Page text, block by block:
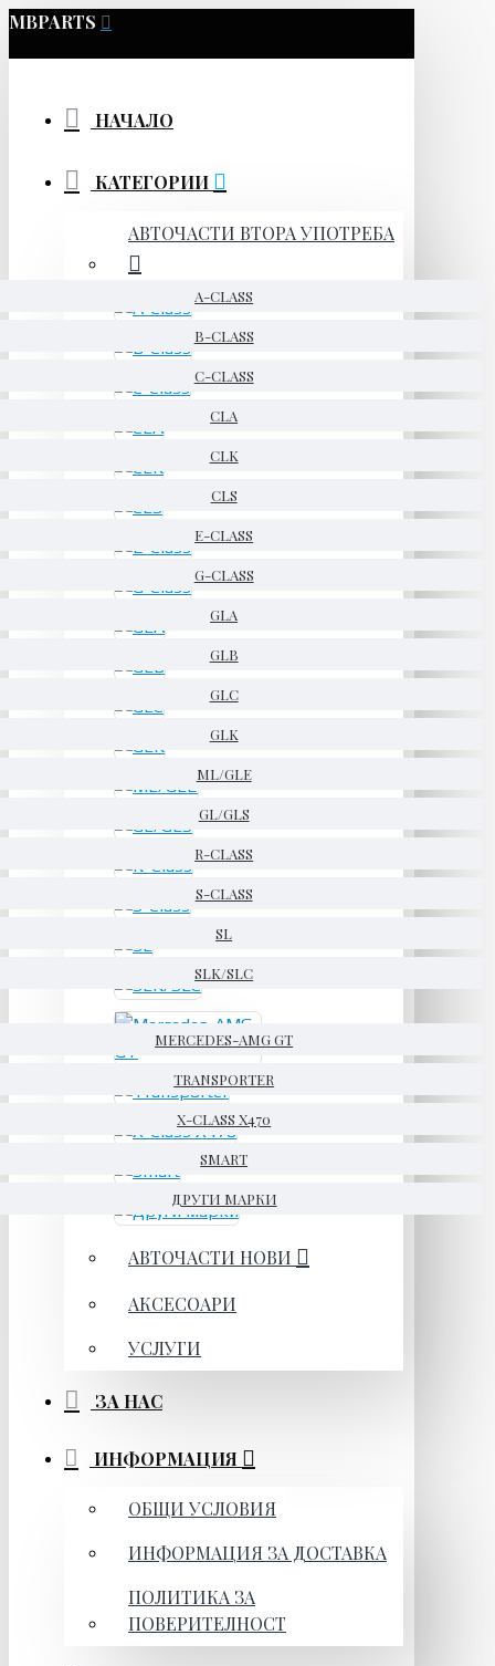
MBPARTS
НАЧАЛО
КАТЕГОРИИ
АВТОЧАСТИ ВТОРА УПОТРЕБА
A-CLASS
B-CLASS
C-CLASS
CLA
CLK
CLS
E-CLASS
G-CLASS
GLA
GLB
GLC
GLK
ML/GLE
GL/GLS
R-CLASS
S-CLASS
SL
SLK/SLC
MERCEDES-AMG GT
TRANSPORTER
X-CLASS X470
SMART
ДРУГИ МАРКИ
АВТОЧАСТИ НОВИ
АКСЕСОАРИ
УСЛУГИ
ЗА НАС
ИНФОРМАЦИЯ
ОБЩИ УСЛОВИЯ
ИНФОРМАЦИЯ ЗА ДОСТАВКА
ПОЛИТИКА ЗА
ПОВЕРИТЕЛНОСТ